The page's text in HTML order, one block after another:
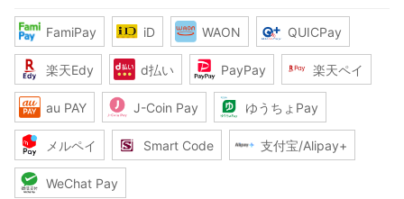
FamiPay iD WAON QUICPay
楽天Edy d払い PayPay 楽天ペイ
au PAY J-Coin Pay ゆうちょPay
メルペイ Smart Code 支付宝/Alipay+
WeChat Pay